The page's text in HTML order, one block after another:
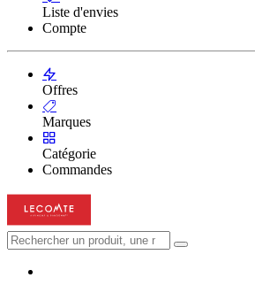
Liste d'envies
Compte
Offres
Marques
Catégorie
Commandes